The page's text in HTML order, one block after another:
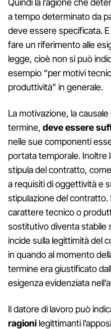
Quindi la ragione che
a tempo determinato da
deve essere specificata.
fare un riferimento alle
legge, cioè non si può
esempio “per motivi
produttività” in generale.
La motivazione, la
termine, deve essere
nelle sue componenti
portata temporale. Inoltre
stipula del contratto,
a requisiti di oggettività e
stipulazione del contratto.
carattere tecnico o
sostitutivo diventa stabile
incide sulla legittimità del
in quando al momento
termine era giustificato
esigenza evidenziata
Il datore di lavoro può
ragioni legittimanti